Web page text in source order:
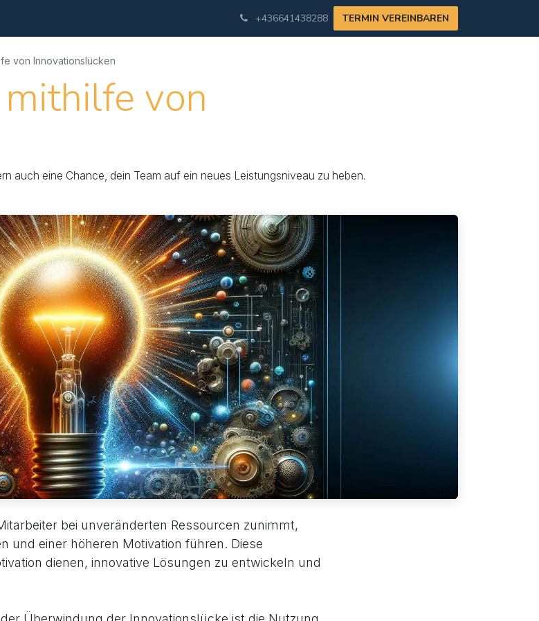
+436641438288 TERMIN VEREINBAREN
von Innovationslücken
von
auch eine Chance, dein Team auf ein neues Leistungsniveau zu heben.
bei unveränderten Ressourcen zunimmt,
und einer höheren Motivation führen. Diese
dienen, innovative Lösungen zu entwickeln und